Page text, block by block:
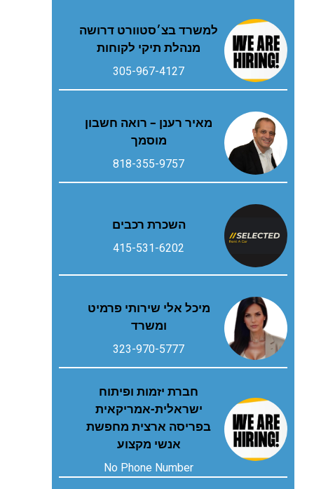
למשרד בצ׳סטוורט דרושה
מנהלת תיקי לקוחות
305-967-4127
מאיר רענן – רואה חשבון
מוסמך
818-355-9757
השכרת רכבים
415-531-6202
מיכל אלי שירותי פרמיט
ומשרד
323-970-5777
חברת יזמות ופיתוח
ישראלית-אמריקאית
בפריסה ארצית מחפשת
אנשי מקצוע
No Phone Number